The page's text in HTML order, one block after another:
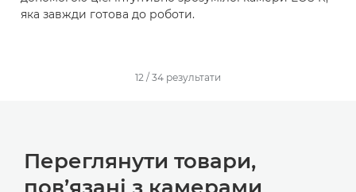
яка завжди готова до роботи.
12 / 34 результати
Переглянути товари,